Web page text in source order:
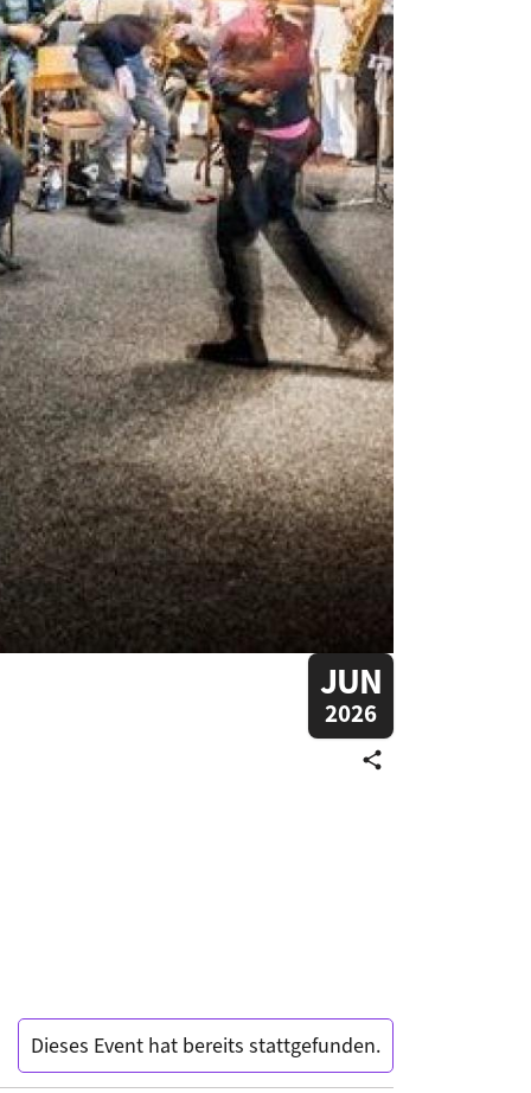
JUN
2026
share
Dieses Event hat bereits stattgefunden.